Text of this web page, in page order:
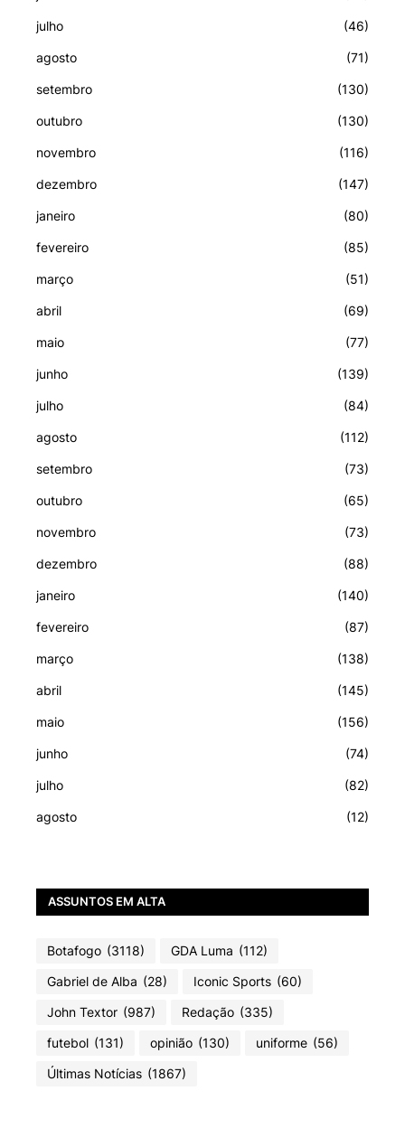
julho (46)
agosto (71)
setembro (130)
outubro (130)
novembro (116)
dezembro (147)
janeiro (80)
fevereiro (85)
março (51)
abril (69)
maio (77)
junho (139)
julho (84)
agosto (112)
setembro (73)
outubro (65)
novembro (73)
dezembro (88)
janeiro (140)
fevereiro (87)
março (138)
abril (145)
maio (156)
junho (74)
julho (82)
agosto (12)
ASSUNTOS EM ALTA
Botafogo (3118) GDA Luma (112)
Gabriel de Alba (28) Iconic Sports (60)
John Textor (987) Redação (335)
futebol (131) opinião (130) uniforme (56)
Últimas Notícias (1867)